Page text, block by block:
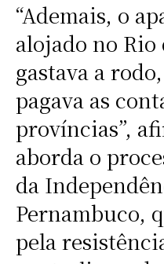
“Ademais, o
alojado no Rio
gastava a
pagava as
províncias”,
aborda o
da
Pernambuco,
pela